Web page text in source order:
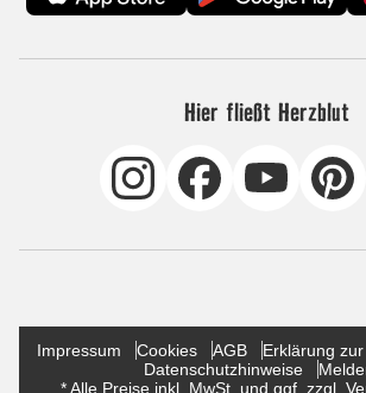
Hier fließt Herzblut
Impressum Cookies AGB
Erklärung
Datenschutzhinweise
* Alle Preise inkl. MwSt. und ggf. zzgl.